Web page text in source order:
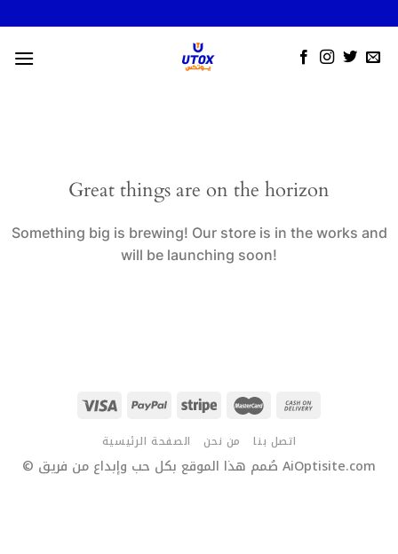
to
content
Great things are on the horizon
Something big is brewing! Our store is in the works and
will be launching soon!
الصفحة الرئيسية من نحن اتصل بنا
© صُمم هذا الموقع بكل حب وإبداع من فريق AiOptisite.com